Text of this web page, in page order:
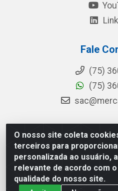
O nosso site coleta
terceiros para
personalizada ao usuário,
relevante de acordo com
qualidade do nosso site.
Fale
(75)
(75)
Mercante Distribuidora -
Feira de Santana/BA -